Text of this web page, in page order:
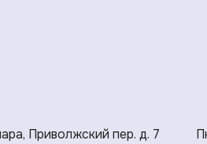
Приволжский пер. д. 7